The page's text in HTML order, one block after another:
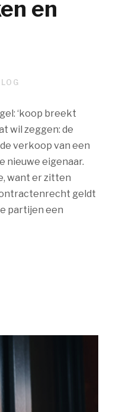
en
‘koop breekt
wil zeggen: de
verkoop van een
nieuwe eigenaar.
want er zitten
geldt
partijen een